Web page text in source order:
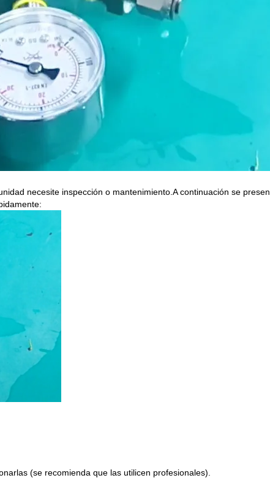
necesite inspección o mantenimiento.A continuación se
(se recomienda que las utilicen profesionales).